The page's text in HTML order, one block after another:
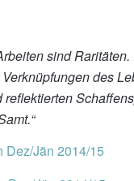
sind
des
Dez/Jän 2014/15